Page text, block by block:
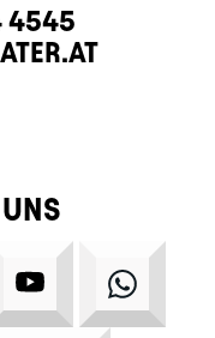
4545
YOUTUBE